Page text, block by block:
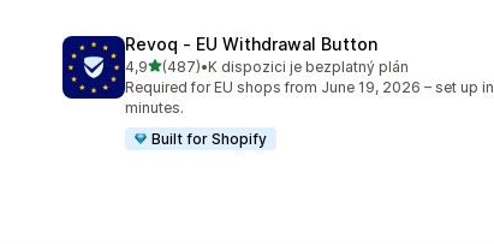
Revoq ‑ EU Withdrawal Button
4,9z 5 hvězd
(487)
Celkový počet recenzí: 487
•K dispozici je bezplatný plán
Required for EU shops from June 19, 2026 – set up in
minutes.
Built for Shopify